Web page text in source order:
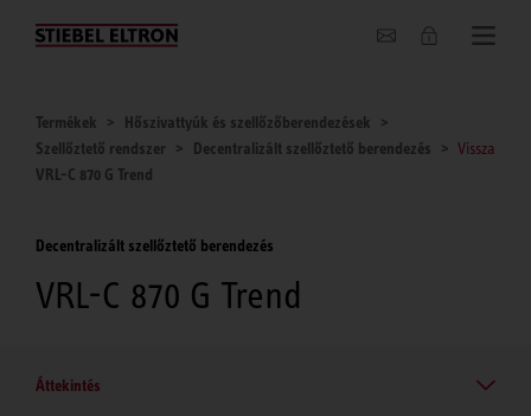
Hírek
Termékek
Hőszivattyúk és szellőzőberendezések
Szellőztető rendszer
Decentralizált szellőztető berendezés
VRL-C 870 G Trend
Vissza
Decentralizált szellőztető berendezés
VRL-C 870 G Trend
Áttekintés